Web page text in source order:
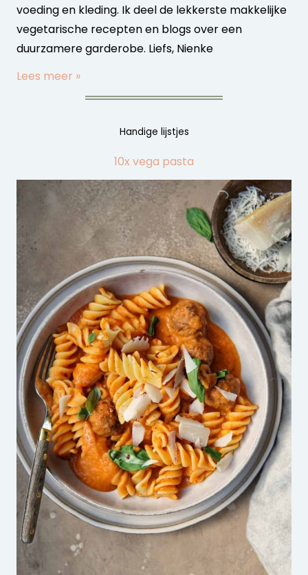
voeding en kleding. Ik deel de lekkerste makkelijke
vegetarische recepten en blogs over een
duurzamere garderobe. Liefs, Nienke
Lees meer »
Handige lijstjes
10x vega pasta